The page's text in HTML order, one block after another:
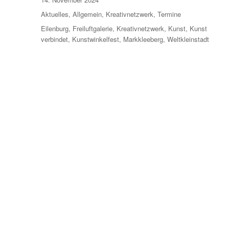
am
Kategorien
Aktuelles,Allgemein, Kreativnetzwerk,Termine
Schlagwörter
Eilenburg, Freiluftgalerie, Kreativnetzwerk, Kunst, Kunst
verbindet, Kunstwinkelfest, Markkleeberg,Weltkleinstadt